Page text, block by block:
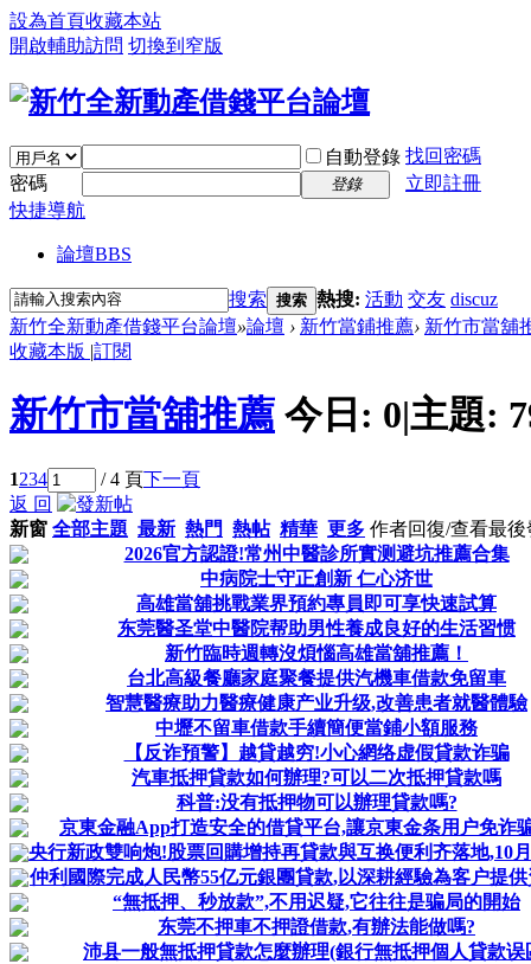
設為首頁收藏本站
開啟輔助訪問 切換到窄版
自動登錄 找回密碼
密碼
登錄
立即註冊
快捷導航
論壇BBS
搜索 搜索 熱搜: 活動 交友 discuz
新竹全新動產借錢平台論壇»論壇 › 新竹當鋪推薦› 新竹市當舖
收藏本版 |訂閱
新竹市當舖推薦 今日: 0|主題:
1234 / 4 頁下一頁
返 回
新窗 全部主題 最新 熱門 熱帖 精華 更多 作者回復/查看最後
2026官方認證!常州中醫診所實测避坑推薦合集
中病院士守正創新 仁心济世
高雄當舖挑戰業界預約專員即可享快速試算
东莞醫圣堂中醫院帮助男性養成良好的生活習惯
新竹臨時週轉沒煩惱高雄當舖推薦！
台北高級餐廳家庭聚餐提供汽機車借款免留車
智慧醫療助力醫療健康产业升级,改善患者就醫體驗
中壢不留車借款手續簡便當鋪小額服務
【反诈預警】越貸越穷!小心網络虚假貸款诈骗
汽車抵押貸款如何辦理?可以二次抵押貸款嗎
科普:没有抵押物可以辦理貸款嗎?
京東金融App打造安全的借貸平台,讓京東金条用户免诈
央行新政雙响炮!股票回購增持再貸款與互换便利齐落地,10
仲利國際完成人民幣55亿元銀團貸款,以深耕經驗為客户提
“無抵押、秒放款”,不用迟疑,它往往是骗局的開始
东莞不押車不押證借款,有辦法能做嗎?
沛县一般無抵押貸款怎麼辦理(銀行無抵押個人貸款误